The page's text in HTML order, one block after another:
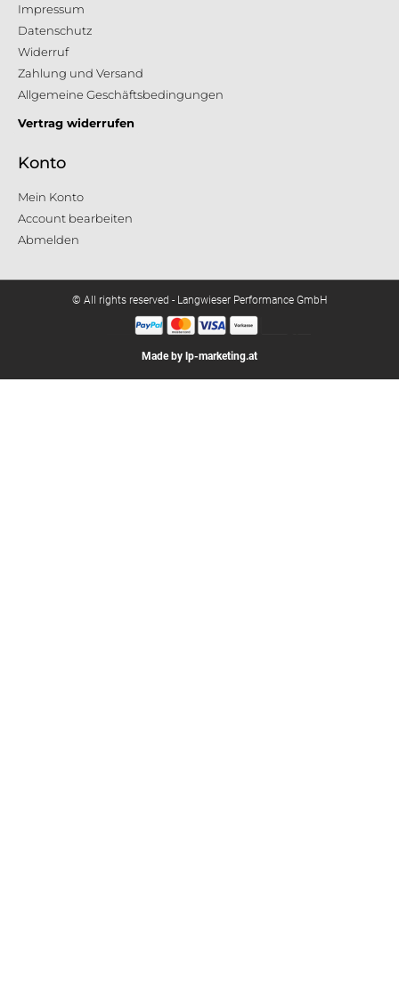
Impressum
Datenschutz
Widerruf
Zahlung und Versand
Allgemeine Geschäftsbedingungen
Vertrag widerrufen
Konto
Mein Konto
Account bearbeiten
Abmelden
© All rights reserved - Langwieser Performance GmbH
Made by lp-marketing.at